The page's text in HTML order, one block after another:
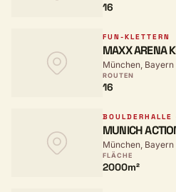
16
FUN-KLETTERN
MAXX ARENA
München, Bayern
ROUTEN
16
BOULDERHALLE
MUNICH
München, Bayern
FLÄCHE
2000m²